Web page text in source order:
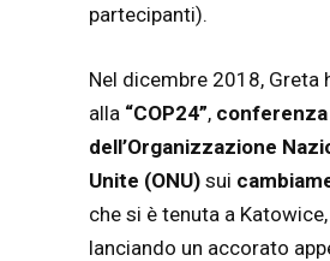
partecipanti).
Nel dicembre 2018, Greta
alla “COP24”, conferenza
dell’Organizzazione
Unite (ONU) sui
che si è tenuta a
lanciando un accorato